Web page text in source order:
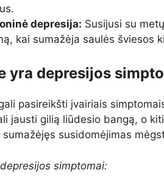
depresija: Susijusi su
kai sumažėja saulės šviesos
yra depresijos
pasireikšti įvairiais
jausti gilią liūdesio bangą, o
sumažėjęs susidomėjimas
simptomai: